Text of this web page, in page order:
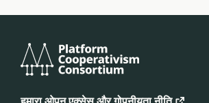
प्लेटफ़ॉर्म
कोऑपरेटिविज़म